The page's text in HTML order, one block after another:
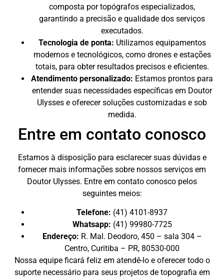
composta por topógrafos especializados,
garantindo a precisão e qualidade dos serviços
executados.
Tecnologia de ponta: Utilizamos equipamentos
modernos e tecnológicos, como drones e estações
totais, para obter resultados precisos e eficientes.
Atendimento personalizado: Estamos prontos para
entender suas necessidades específicas em Doutor
Ulysses e oferecer soluções customizadas e sob
medida.
Entre em contato conosco
Estamos à disposição para esclarecer suas dúvidas e
fornecer mais informações sobre nossos serviços em
Doutor Ulysses. Entre em contato conosco pelos
seguintes meios:
Telefone: (41) 4101-8937
Whatsapp: (41) 99980-7725
Endereço: R. Mal. Deodoro, 450 – sala 304 –
Centro, Curitiba – PR, 80530-000
Nossa equipe ficará feliz em atendê-lo e oferecer todo o
suporte necessário para seus projetos de topografia em